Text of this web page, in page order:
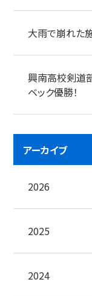
大雨で崩れた
興南高校剣道
ベック優勝！
アーカイブ
2026
2025
2024